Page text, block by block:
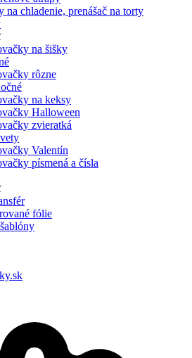
na chladenie, prenášač na torty
na šišky
rôzne
na keksy
Halloween
zvieratká
Valentín
písmená a čísla
fólie